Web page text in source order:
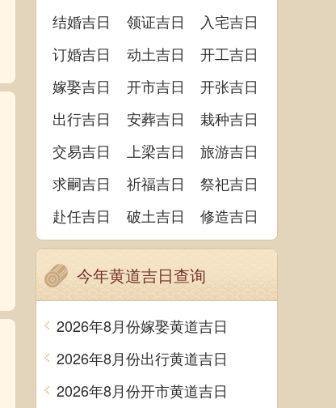
结婚吉日
领证吉日
入宅吉日
订婚吉日
动土吉日
开工吉日
嫁娶吉日
开市吉日
开张吉日
出行吉日
安葬吉日
栽种吉日
交易吉日
上梁吉日
旅游吉日
求嗣吉日
祈福吉日
祭祀吉日
赴任吉日
破土吉日 修造吉日
今年黄道吉日查询
2026年8月份嫁娶黄道吉日
2026年8月份出行黄道吉日
2026年8月份开市黄道吉日